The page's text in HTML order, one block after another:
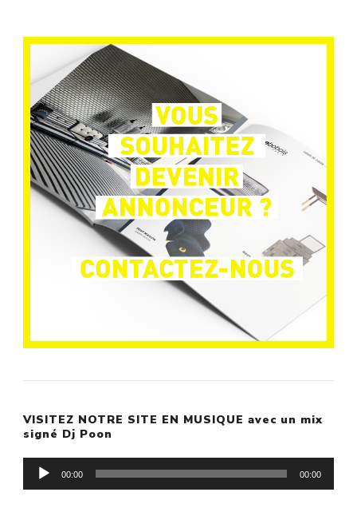
VISITEZ NOTRE SITE EN MUSIQUE avec un mix
signé Dj Poon
Lecteur
audio
00:00 00:00